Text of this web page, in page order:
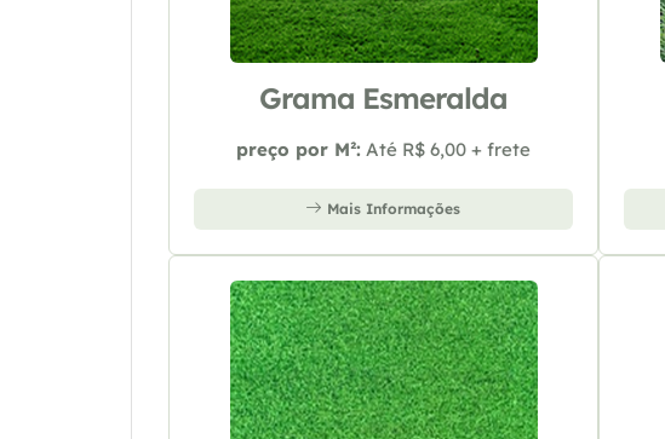
Grama Esmeralda
preço por M²: Até R$ 6,00 + frete
Mais Informações